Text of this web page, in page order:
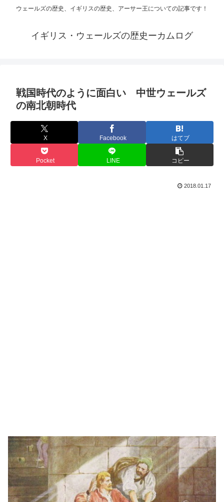
ウェールズの歴史、イギリスの歴史、アーサー王についての記事です！
イギリス・ウェールズの歴史ーカムログ
戦国時代のように面白い 中世ウェールズ
の南北朝時代
X Facebook はてブ
Pocket LINE コピー
2018.01.17